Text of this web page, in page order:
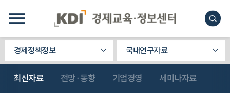
경제정책정보 국내연구자료
최신자료 전망·동향 기업경영 세미나자료